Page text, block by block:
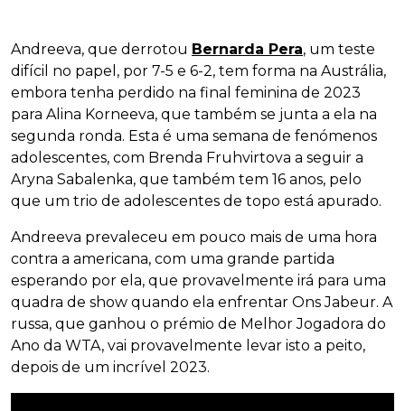
Andreeva, que derrotou Bernarda Pera, um teste
difícil no papel, por 7-5 e 6-2, tem forma na Austrália,
embora tenha perdido na final feminina de 2023
para Alina Korneeva, que também se junta a ela na
segunda ronda. Esta é uma semana de fenómenos
adolescentes, com Brenda Fruhvirtova a seguir a
Aryna Sabalenka, que também tem 16 anos, pelo
que um trio de adolescentes de topo está apurado.
Andreeva prevaleceu em pouco mais de uma hora
contra a americana, com uma grande partida
esperando por ela, que provavelmente irá para uma
quadra de show quando ela enfrentar Ons Jabeur. A
russa, que ganhou o prémio de Melhor Jogadora do
Ano da WTA, vai provavelmente levar isto a peito,
depois de um incrível 2023.